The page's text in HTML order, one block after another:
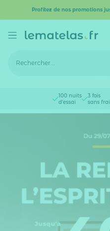
Profitez de nos promotions
100 nuits
d'essai
3 fois
sans